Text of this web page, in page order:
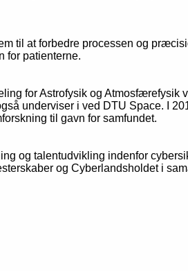
til at forbedre processen og
for patienterne.
for Astrofysik og Atmosfærefysik
underviser i ved DTU Space. I
til gavn for samfundet.
og talentudvikling indenfor
og Cyberlandsholdet i